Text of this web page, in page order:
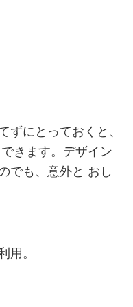
ずにとっておくと、
きます。デザイン
でも、意外と おし
用。